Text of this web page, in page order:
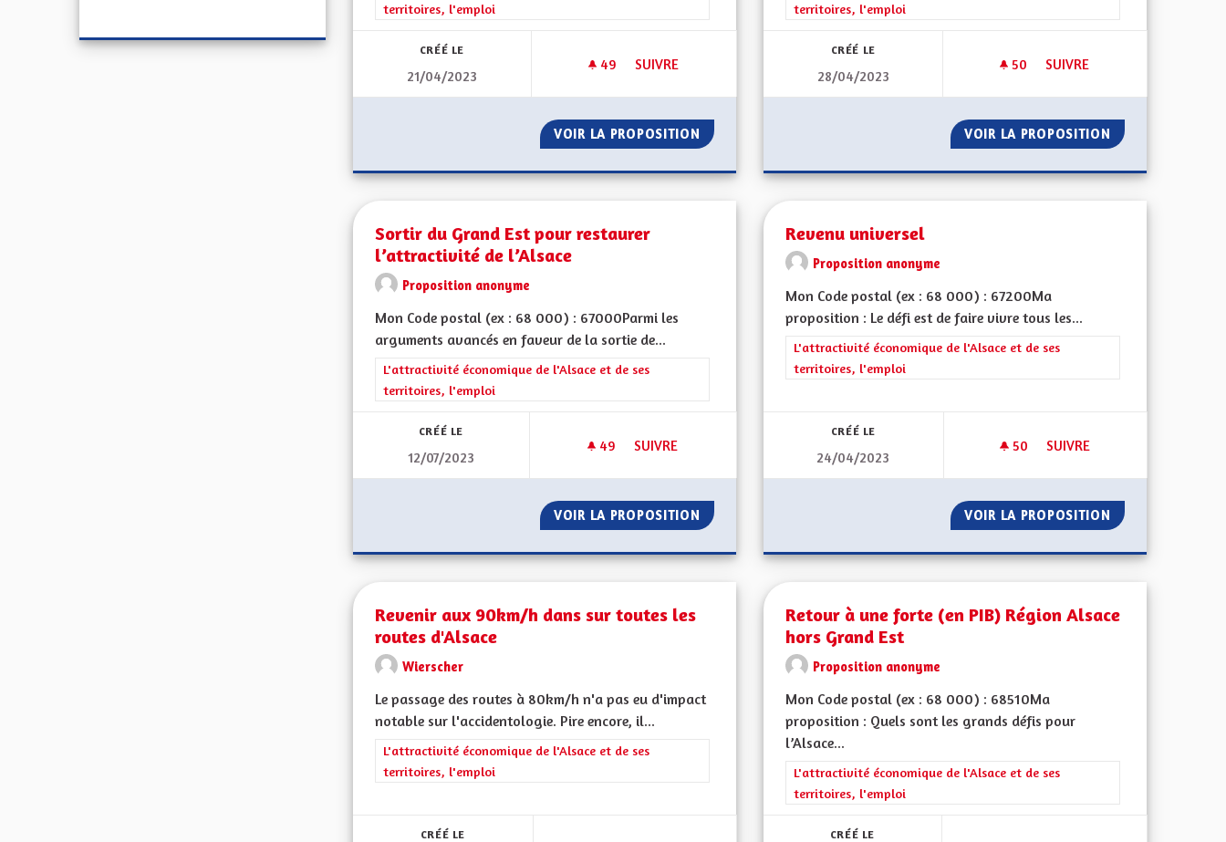
territoires, l'emploi
CRÉÉ LE
21/04/2023
49 49 ABONNÉS
SUIVRE
SOUTENIR L'ÉCONOMIE ET ENCOURAGER L'INSTALLATION DES ENTREPRISES
VOIR LA PROPOSITION SOUTENIR L'ÉCONOMIE ET ENCOURAGER L'INSTALLATION DES ENTREPRISES
territoires, l'emploi
CRÉÉ LE
28/04/2023
50 50 ABONNÉS
SUIVRE
VOIR LA PROPOSITION SOUTENIR
Sortir du Grand Est pour restaurer
l’attractivité de l’Alsace
Proposition anonyme
Mon Code postal (ex : 68 000) : 67000Parmi les
arguments avancés en faveur de la sortie de...
Filtrer les résultats de la catégorie : L'attractivité économique de l'Alsace et de ses territoires, l'emploi
L'attractivité économique de l'Alsace et de ses
territoires, l'emploi
CRÉÉ LE
12/07/2023
49 49 ABONNÉS
SUIVRE
SORTIR DU GRAND EST POUR RESTAURER L’ATTRACTIVITÉ DE L’ALSACE
VOIR LA PROPOSITION SORTIR DU GRAND EST POUR RESTAURER L’ATTRACTIVITÉ DE L’ALSACE
Revenu universel
Proposition anonyme
Mon Code postal (ex : 68 000) : 67200Ma
proposition : Le défi est de faire vivre tous les...
Filtrer les résultats de la catégorie : L'attractivité économique de l'Alsace
L'attractivité économique de l'Alsace et de ses
territoires, l'emploi
CRÉÉ LE
24/04/2023
50 50 ABONNÉS
SUIVRE
VOIR LA PROPOSITION REVENU
Revenir aux 90km/h dans sur toutes les
routes d'Alsace
Wierscher
Le passage des routes à 80km/h n'a pas eu d'impact
notable sur l'accidentologie. Pire encore, il...
Filtrer les résultats de la catégorie : L'attractivité économique de l'Alsace et de ses territoires, l'emploi
L'attractivité économique de l'Alsace et de ses
territoires, l'emploi
CRÉÉ LE
Retour à une forte (en PIB) Région Alsace
hors Grand Est
Proposition anonyme
Mon Code postal (ex : 68 000) : 68510Ma
proposition : Quels sont les grands défis pour
l’Alsace...
Filtrer les résultats de la catégorie : L'attractivité économique de l'Alsace
L'attractivité économique de l'Alsace et de ses
territoires, l'emploi
CRÉÉ LE